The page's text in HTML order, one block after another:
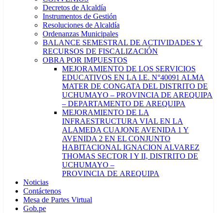
Decretos de Alcaldía
Instrumentos de Gestión
Resoluciones de Alcaldía
Ordenanzas Municipales
BALANCE SEMESTRAL DE ACTIVIDADES Y
RECURSOS DE FISCALIZACIÓN
OBRA POR IMPUESTOS
MEJORAMIENTO DE LOS SERVICIOS
EDUCATIVOS EN LA I.E. N°40091 ALMA
MATER DE CONGATA DEL DISTRITO DE
UCHUMAYO – PROVINCIA DE AREQUIPA
– DEPARTAMENTO DE AREQUIPA
MEJORAMIENTO DE LA
INFRAESTRUCTURA VIAL EN LA
ALAMEDA CUAJONE AVENIDA 1 Y
AVENIDA 2 EN EL CONJUNTO
HABITACIONAL IGNACION ALVAREZ
THOMAS SECTOR I Y II, DISTRITO DE
UCHUMAYO –
PROVINCIA DE AREQUIPA
Noticias
Contáctenos
Mesa de Partes Virtual
Gob.pe